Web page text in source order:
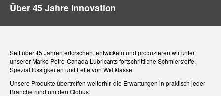
Über 45 Jahre Innovation
Seit über 45 Jahren erforschen, entwickeln und produzieren wir unter
unserer Marke Petro-Canada Lubricants fortschrittliche Schmierstoffe,
Spezialflüssigkeiten und Fette von Weltklasse.
Unsere Produkte übertreffen weiterhin die Erwartungen in praktisch jeder
Branche rund um den Globus.